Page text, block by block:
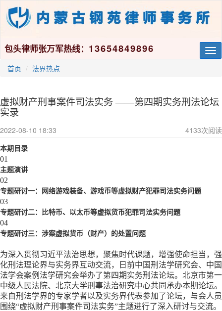
包头律师张万军热线： 13654849896
首页 法界热点
虚拟财产刑事案件司法实务 ——第四期实务刑法论坛
实录
2022-08-10 18:33 4133次阅读
本期目录
01
主题演讲
02
专题研讨一：网络游戏装备、游戏币等虚拟财产犯罪司法实务问题
03
专题研讨二：比特币、以太币等虚拟货币犯罪司法实务问题
04
专题研讨三：涉案虚拟货币（财产）的处置问题
为深入贯彻习近平法治思想，聚焦时代课题，增强使命担当，强
化刑法理论界与实务界互动交流，日前中国刑法学研究会、中国
法学会案例法学研究会举办了第四期实务刑法论坛。北京市第一
中级人民法院、北京大学刑事法治研究中心共同承办本期论坛。
来自刑法学界的专家学者以及实务界代表参加了论坛，与会人员
围绕“虚拟财产刑事案件司法实务”主题进行了深入研讨与交流。